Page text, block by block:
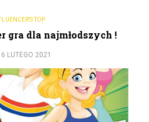
TOP
gra dla najmłodszych !
LUTEGO 2021